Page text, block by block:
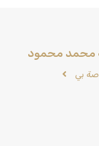
محمد محمود
بي